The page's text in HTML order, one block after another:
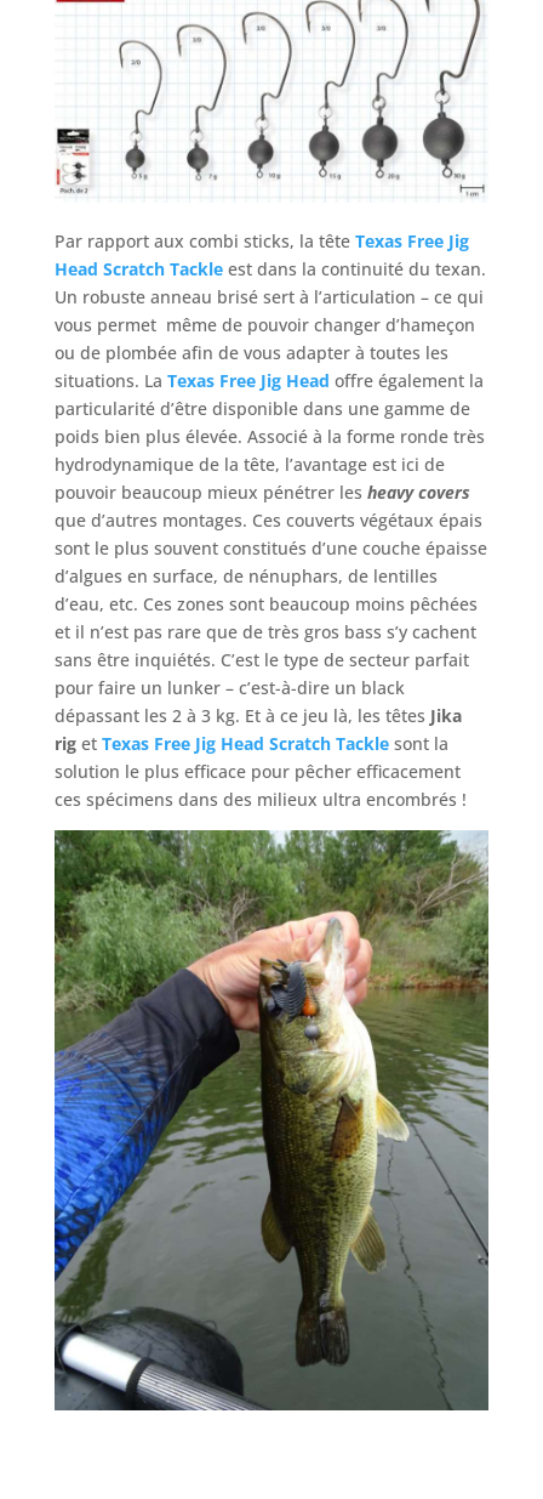
Par rapport aux combi sticks, la tête Texas Free Jig
Head Scratch Tackleest dans la continuité du texan.
Un robuste anneau brisé sert à l’articulation – ce qui
vous permet même de pouvoir changer d’hameçon
ou de plombée afin de vous adapter à toutes les
situations. La Texas Free Jig Head offre également la
particularité d’être disponible dans une gamme de
poids bien plus élevée. Associé à la forme ronde très
hydrodynamique de la tête, l’avantage est ici de
pouvoir beaucoup mieux pénétrer les heavy covers
que d’autres montages. Ces couverts végétaux épais
sont le plus souvent constitués d’une couche épaisse
d’algues en surface, de nénuphars, de lentilles
d’eau, etc. Ces zones sont beaucoup moins pêchées
et il n’est pas rare que de très gros bass s’y cachent
sans être inquiétés. C’est le type de secteur parfait
pour faire un lunker – c’est-à-dire un black
dépassant les 2 à 3 kg. Et à ce jeu là, les têtes Jika
rig et Texas Free Jig Head Scratch Tackle sont la
solution le plus efficace pour pêcher efficacement
ces spécimens dans des milieux ultra encombrés !